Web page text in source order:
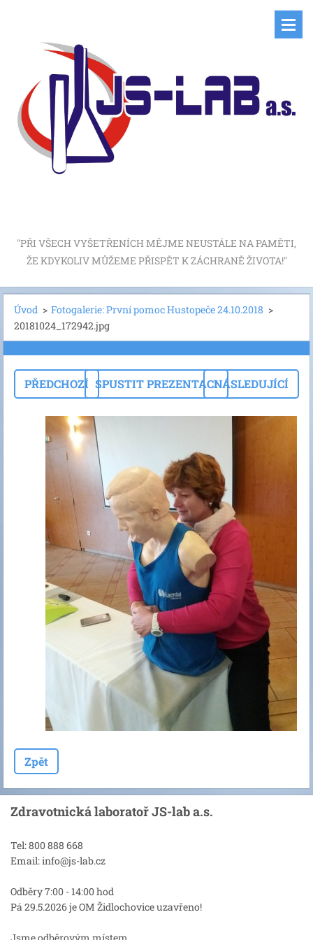
"PŘI VŠECH VYŠETŘENÍCH MĚJME NEUSTÁLE NA PAMĚTI,
ŽE KDYKOLIV MŮŽEME PŘISPĚT K ZÁCHRANĚ ŽIVOTA!"
Úvod > Fotogalerie: První pomoc Hustopeče 24.10.2018 >
20181024_172942.jpg
PŘEDCHOZÍ SPUSTIT PREZENTACINÁSLEDUJÍCÍ
Zpět
Zdravotnická laboratoř JS-lab a.s.
Tel: 800 888 668
Email: info@js-lab.cz
Odběry 7:00 - 14:00 hod
Pá 29.5.2026 je OM Židlochovice uzavřeno!
Jsme odběrovým místem